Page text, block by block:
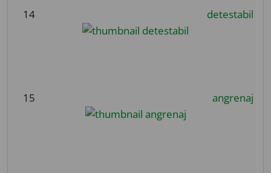
14 detestabil
15 angrenaj